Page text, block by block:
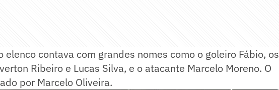
elenco contava com grandes nomes como o goleiro Fábio, os
Ribeiro e Lucas Silva, e o atacante Marcelo Moreno. O
por Marcelo Oliveira.